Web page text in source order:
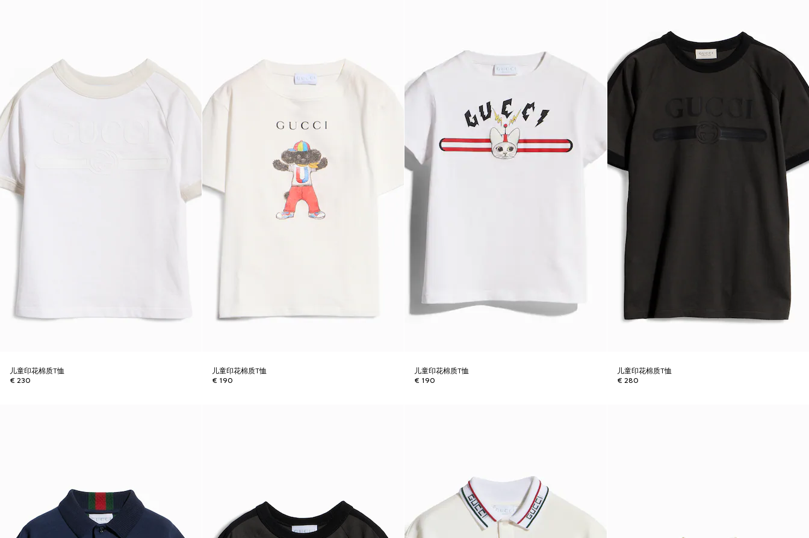
儿童印花棉质T恤
€ 230
儿童印花棉质T恤
€ 190
儿童印花棉质T恤
€ 190
儿童印花棉质T恤
€ 280